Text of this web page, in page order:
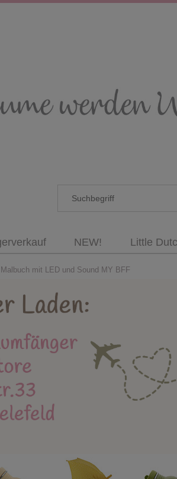
NEW! Little
Kidsstore X-MAS
Stapelstein
mit LED und Sound MY BFF